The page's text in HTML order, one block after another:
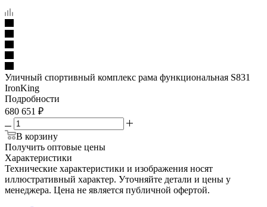
Уличный спортивный комплекс рама функциональная S831
IronKing
Подробности
680 651 ₽
В корзину
Получить оптовые цены
Характеристики
Технические характеристики и изображения носят
иллюстративный характер. Уточняйте детали и цены у
менеджера. Цена не является публичной офертой.